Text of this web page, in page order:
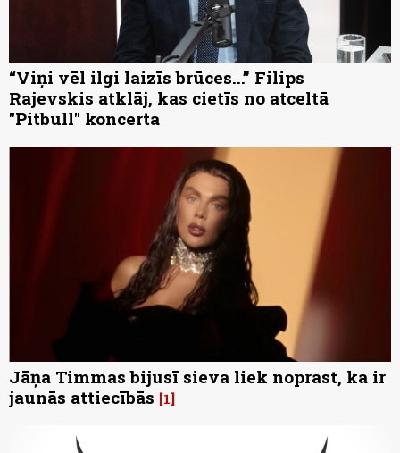
“Viņi vēl ilgi laizīs brūces...” Filips
Rajevskis atklāj, kas cietīs no atceltā
"Pitbull" koncerta
Jāņa Timmas bijusī sieva liek noprast, ka ir
jaunās attiecībās 1